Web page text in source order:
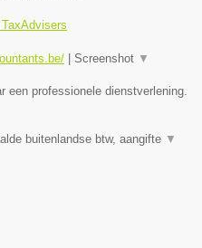
Screenshot ▼
een professionele dienstverlening.
buitenlandse btw, aangifte ▼